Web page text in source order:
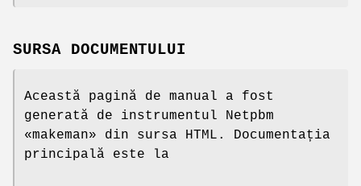
SURSA DOCUMENTULUI
Această pagină de manual a fost
generată de instrumentul Netpbm
«makeman» din sursa HTML. Documentația
principală este la